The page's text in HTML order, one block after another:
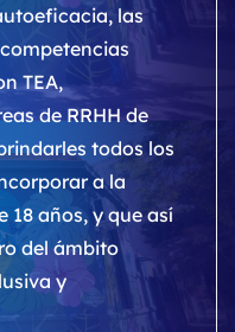
las
TEA,
de RRHH de
todos los
a la
18 años, y que así
del ámbito
y